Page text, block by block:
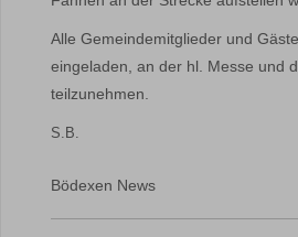
Alle Gemeindemitglieder und
eingeladen, an der hl. Messe und
teilzunehmen.
S.B.
Bödexen News